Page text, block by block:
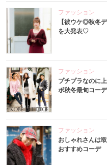
ファッション
【彼ウケ◎秋冬
を大発表♡
ファッション
プチプラなのに
ボ秋冬最旬コーデ
ファッション
おしゃれさんは
おすすめコーデ